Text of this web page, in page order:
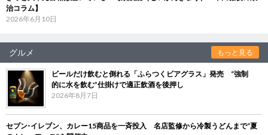
治コラム】
2026年6月10日
グルメ もっと見る
ビールだけ飲むと倒れる「ふらつくビアグラス」発売 “強制
的に水を飲む”仕掛けで適正飲酒を後押し
2026年8月7日
セブン‐イレブン、カレー15商品を一斉投入 名店監修から冷製うどんまで“夏